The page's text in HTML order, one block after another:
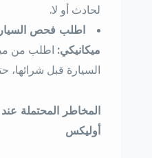
لحادث أو لا.
اطلب فحص
ميكانيكي: اطلب من
السيارة قبل شرائها،
المخاطر المحتملة
أوليكس